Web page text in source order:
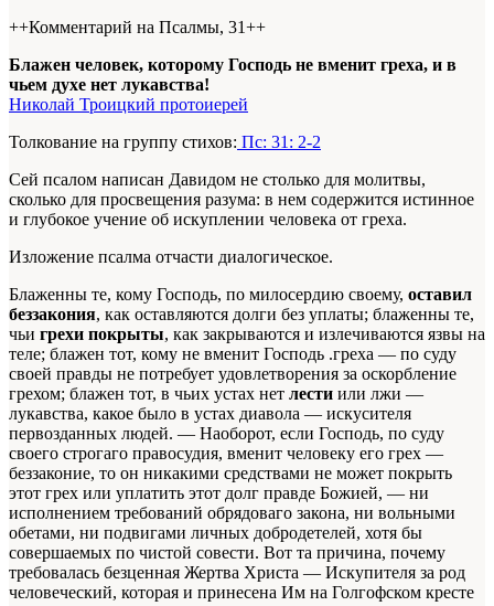
++Комментарий на Псалмы, 31++
Блажен человек, которому Господь не вменит греха, и в
чьем духе нет лукавства!
Николай Троицкий протоиерей
Толкование на группу стихов: Пс: 31: 2-2
Сей псалом написан Давидом не столько для молитвы,
сколько для просвещения разума: в нем содержится истинное
и глубокое учение об искуплении человека от греха.
Изложение псалма отчасти диалогическое.
Блаженны те, кому Господь, по милосердию своему, оставил
беззакония, как оставляются долги без уплаты; блаженны те,
чьи грехи покрыты, как закрываются и излечиваются язвы на
теле; блажен тот, кому не вменит Господь .греха — по суду
своей правды не потребует удовлетворения за оскорбление
грехом; блажен тот, в чьих устах нет лести или лжи —
лукавства, какое было в устах диавола — искусителя
первозданных людей. — Наоборот, если Господь, по суду
своего строгаго правосудия, вменит человеку его грех —
беззаконие, то он никакими средствами не может покрыть
этот грех или уплатить этот долг правде Божией, — ни
исполнением требований обрядоваго закона, ни вольными
обетами, ни подвигами личных добродетелей, хотя бы
совершаемых по чистой совести. Вот та причина, почему
требовалась безценная Жертва Христа — Искупителя за род
человеческий, которая и принесена Им на Голгофском кресте